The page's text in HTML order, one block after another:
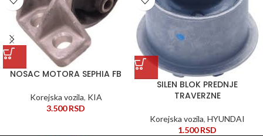
NOSAC MOTORA SEPHIA FB
Korejska vozila, KIA
3.500RSD
SILEN BLOK PREDNJE
TRAVERZNE
Korejska vozila, HYUNDAI
1.500RSD